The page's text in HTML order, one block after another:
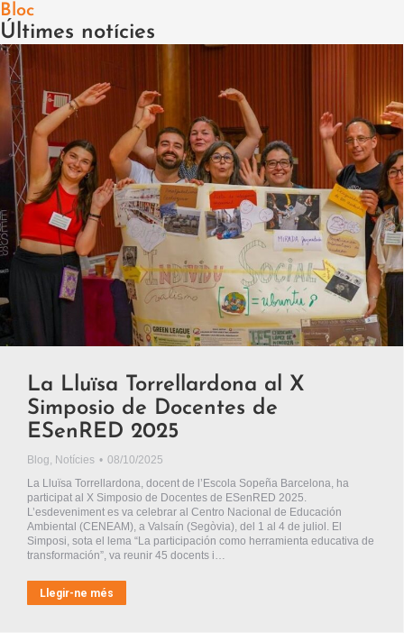
Bloc
Últimes notícies
La Lluïsa Torrellardona al X
Simposio de Docentes de
ESenRED 2025
Blog, Notícies
08/10/2025
La Lluïsa Torrellardona, docent de l’Escola Sopeña Barcelona, ha
participat al X Simposio de Docentes de ESenRED 2025.
L’esdeveniment es va celebrar al Centro Nacional de Educación
Ambiental (CENEAM), a Valsaín (Segòvia), del 1 al 4 de juliol. El
Simposi, sota el lema “La participación como herramienta educativa de
transformación”, va reunir 45 docents i…
Llegir-ne més